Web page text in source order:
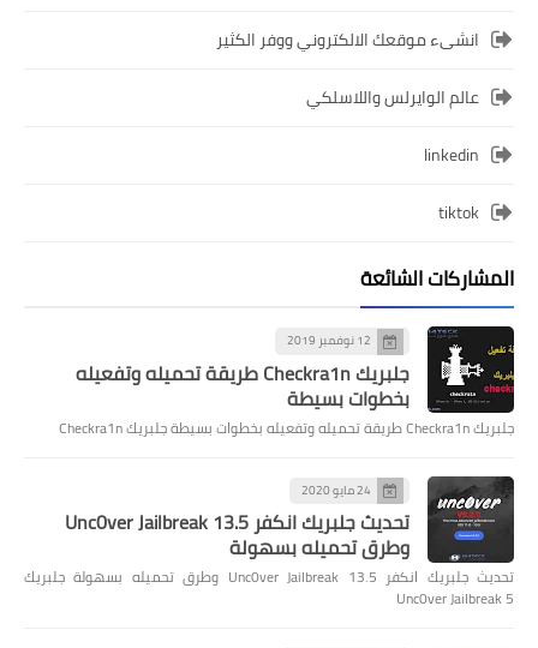
انشىء موقعك الالكتروني ووفر الكثير
عالم الوايرلس واللاسلكي
linkedin
tiktok
المشاركات الشائعة
12 نوفمبر 2019
جلبريك Checkra1n طريقة تحميله وتفعيله
بخطوات بسيطة
جلبريك Checkra1n طريقة تحميله وتفعيله بخطوات بسيطة جلبريك Checkra1n
24 مايو 2020
تحديث جلبريك انكفر Unc0ver Jailbreak 13.5
وطرق تحميله بسهولة
تحديث جلبريك انكفر Unc0ver Jailbreak 13.5 وطرق تحميله بسهولة جلبريك
Unc0ver Jailbreak 5